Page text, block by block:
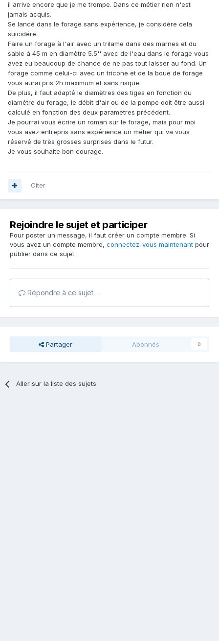
il arrive encore que je me trompe. Dans ce métier rien n'est
jamais acquis.
Se lancé dans le forage sans expérience, je considére cela
suicidére.
Faire un forage à l'air avec un trilame dans des marnes et du
sable à 45 m en diamètre 5.5'' avec de l'eau dans le forage vous
avez eu beaucoup de chance de ne pas tout laisser au fond. Un
forage comme celui-ci avec un tricone et de la boue de forage
vous aurai pris 2h maximum et sans risque.
De plus, il faut adapté le diamètres des tiges en fonction du
diamétre du forage, le débit d'air ou de la pompe doit être aussi
calculé en fonction des deux paramètres précédent.
Je pourrai vous écrire un roman sur le forage, mais pour moi
vous avez entrepris sans expérience un métier qui va vous
réservé de très grosses surprises dans le futur.
Je vous souhaite bon courage.
Citer
Rejoindre le sujet et participer
Pour poster un message, il faut créer un compte membre. Si
vous avez un compte membre, connectez-vous maintenant pour
publier dans ce sujet.
Répondre à ce sujet…
Partager Abonnés 0
Aller sur la liste des sujets